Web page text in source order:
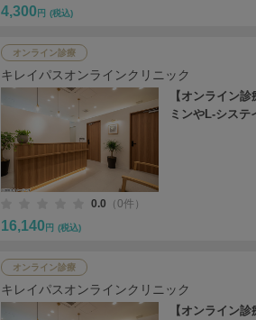
4,300 円 (税込)
オンライン診療
キレイパスオンラインクリニック
【オンライン
ミンやL-システ
0.0 （0件）
16,140 円 (税込)
オンライン診療
キレイパスオンラインクリニック
【オンライン